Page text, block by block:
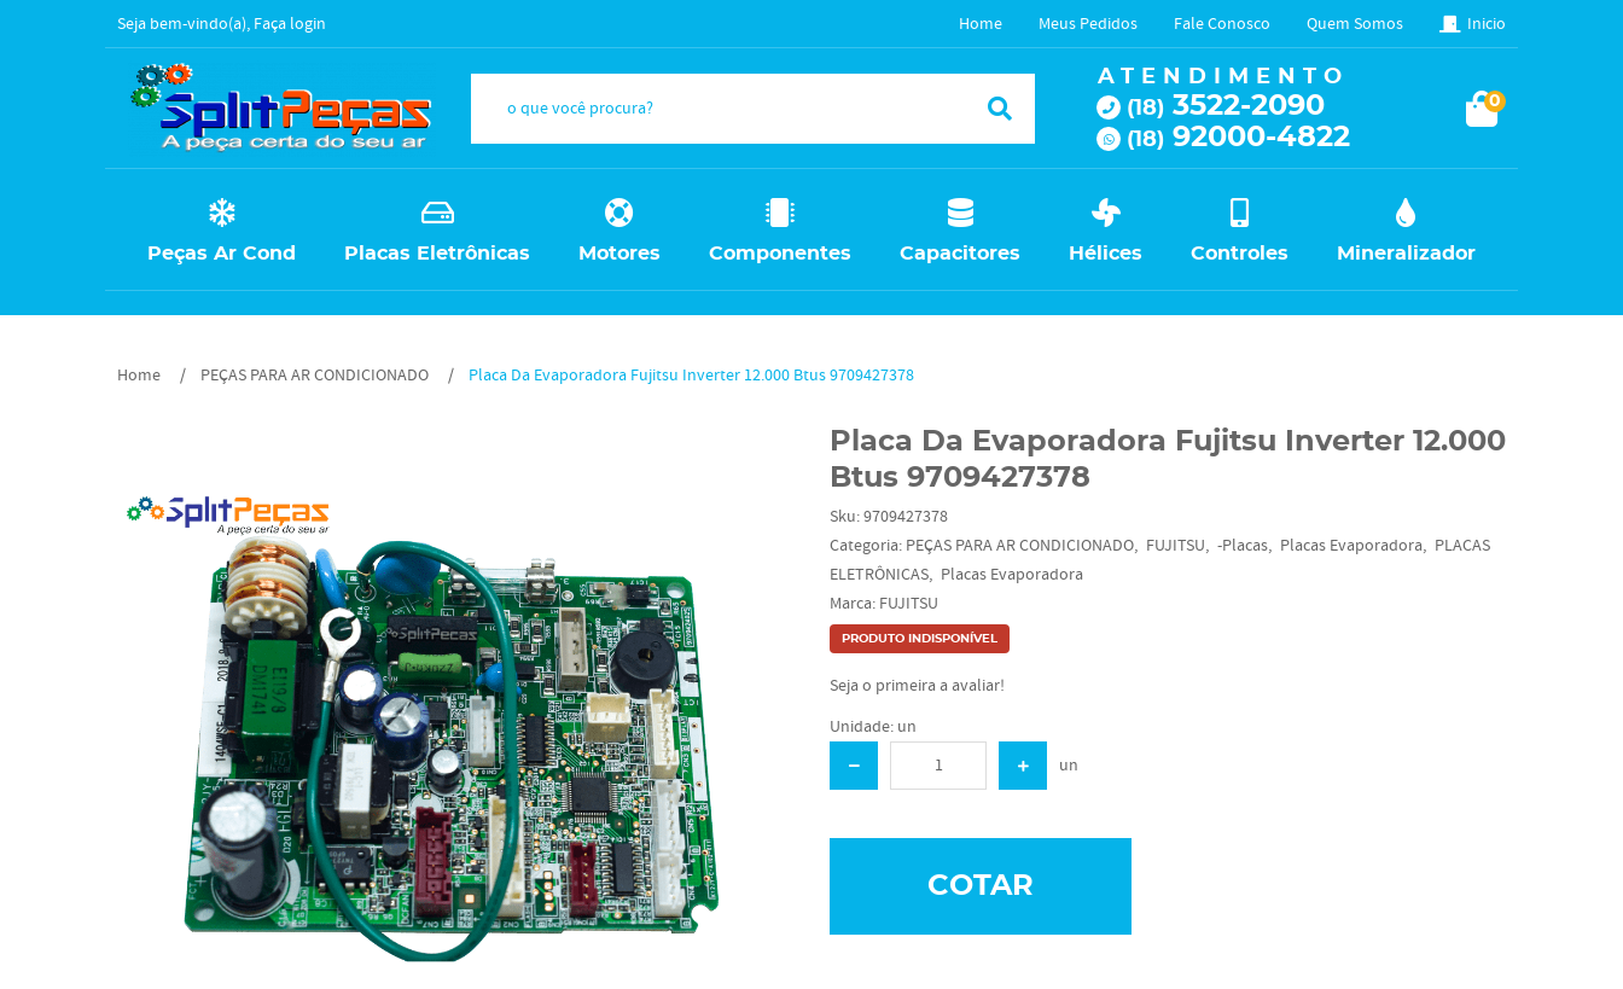
Seja bem-vindo(a), Faça login Home Meus Pedidos Fale Conosco Quem Somos Inicio
ATENDIMENTO
(18) 3522-2090
(18) 92000-4822
0
Peças Ar Cond Placas Eletrônicas Motores Componentes Capacitores Hélices Controles Mineralizador
Home PEÇAS PARA AR CONDICIONADO Placa Da Evaporadora Fujitsu Inverter 12.000 Btus 9709427378
Placa Da Evaporadora Fujitsu Inverter 12.000
Btus 9709427378
Sku:9709427378
Categoria: PEÇAS PARA AR CONDICIONADO FUJITSU -Placas Placas Evaporadora
PLACAS
ELETRÔNICAS
Placas Evaporadora
Marca: FUJITSU
PRODUTO INDISPONÍVEL
Seja o primeira a avaliar!
Unidade: un
un
COTAR